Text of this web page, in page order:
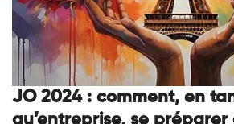
JO 2024 : comment, en
qu’entreprise, se préparer